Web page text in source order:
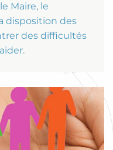
Maire, le
disposition des
des difficultés